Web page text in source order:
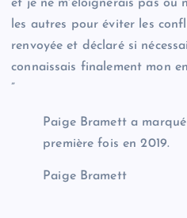
et je ne m'éloignerais pas ou
les autres pour éviter les
renvoyée et déclaré si
connaissais finalement mon
”
Paige Bramett a
première fois en 2019.
Paige Bramett